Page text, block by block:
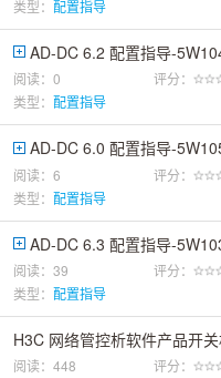
类型： 配置指导
AD-DC 6.2 配置指导-
阅读：0 评分：
类型： 配置指导
AD-DC 6.0 配置指导-
阅读：6 评分：
类型： 配置指导
AD-DC 6.3 配置指导-
阅读：39 评分：
类型： 配置指导
H3C 网络管控析软件产品开
阅读：448 评分：